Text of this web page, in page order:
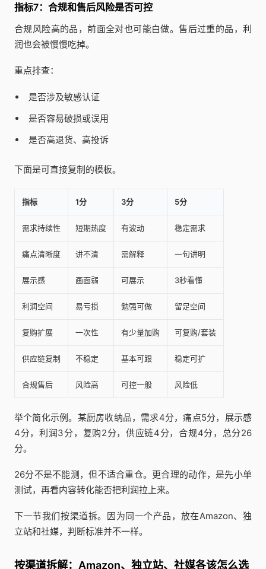
指标7：合规和售后风险是否可控
合规风险高的品，前面全对也可能白做。售后过重的品，利
润也会被慢慢吃掉。
重点排查：
是否涉及敏感认证
是否容易破损或误用
是否高退货、高投诉
下面是可直接复制的模板。
指标 1分 3分 5分
需求持续性 短期热度 有波动 稳定需求
痛点清晰度 讲不清 需解释 一句讲明
展示感 画面弱 可展示 3秒看懂
利润空间 易亏损 勉强可做 留足空间
复购扩展 一次性 有少量加购 可复购/套装
供应链复制 不稳定 基本可跟 稳定可扩
合规售后 风险高 可控一般 风险低
举个简化示例。某厨房收纳品，需求4分，痛点5分，展示感
4分，利润3分，复购2分，供应链4分，合规4分，总分26
分。
26分不是不能测，但不适合重仓。更合理的动作，是先小单
测试，再看内容转化能否把利润拉上来。
下一节我们按渠道拆。因为同一个产品，放在Amazon、独
立站和社媒，判断标准并不一样。
按渠道拆解：Amazon、独立站、社媒各该怎么选